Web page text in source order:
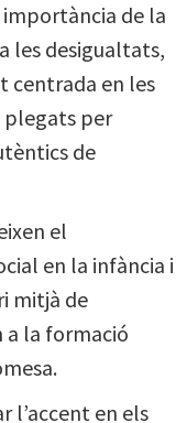
de la
les desigualtats,
centrada en les
per
de
el
en la infància i
mitjà de
a la formació
l’accent en els